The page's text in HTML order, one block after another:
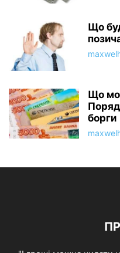
Що
Що
борги